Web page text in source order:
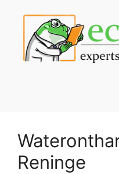
inhoud
Reninge